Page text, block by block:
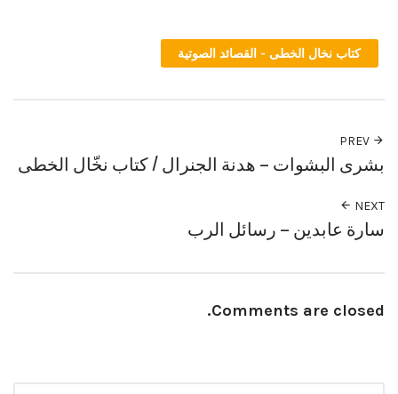
كتاب نخال الخطى - القصائد الصوتية
بشرى البشوات – هدنة الجنرال / كتاب نخّال الخطى
NEXT
سارة عابدين – رسائل الرب
Comments are closed.